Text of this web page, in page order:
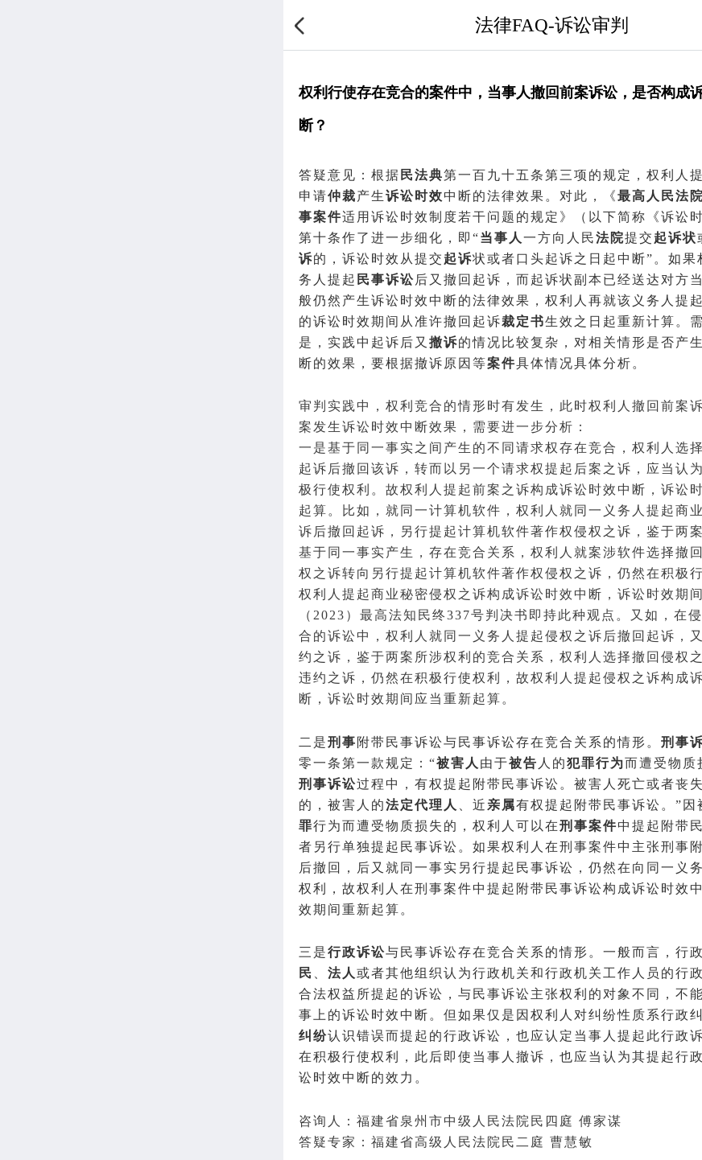
法律FAQ-诉讼审判
权利行使存在竞合的案件中，当事人撤回前案诉讼，是否构成
断？
答疑意见：根据 民法典第一百九十五条第三项的规定，权利人
申请仲裁产生诉讼时效中断的法律效果。对此，《最高人民法
事案件适用诉讼时效制度若干问题的规定》（以下简称《诉讼
第十条作了进一步细化，即“当事人一方向人民法院提交 起诉状
诉的，诉讼时效从提交 起诉状或者口头起诉之日起中断”。如果
务人提起 民事诉讼 后又撤回起诉，而起诉状副本已经送达对方
般仍然产生诉讼时效中断的法律效果，权利人再就该义务人提
的诉讼时效期间从准许撤回起诉裁定书生效之日起重新计算。
是，实践中起诉后又撤诉的情况比较复杂，对相关情形是否产
断的效果，要根据撤诉原因等案件具体情况具体分析。
审判 实践中，权利竞合的情形时有发生，此时权利人撤回前案
案发生诉讼时效中断效果，需要进一步分析：
一是基于同一事实之间产生的不同请求权存在竞合，权利人选
起诉后撤回该诉，转而以另一个请求权提起后案之诉，应当认
极行使权利。故权利人提起前案之诉构成诉讼时效中断，诉讼
起算。比如，就同一计算机软件，权利人就同一义务人提起商
诉后撤回起诉，另行提起计算机软件著作权侵权之诉，鉴于两
基于同一事实产生，存在竞合关系，权利人就案涉软件选择撤
权之诉转向另行提起计算机软件著作权侵权之诉，仍然在积极
权利人提起商业秘密侵权之诉构成诉讼时效中断，诉讼时效期
（2023）最高法知民终337号判决书 即持此种观点。又如，在
合的诉讼中，权利人就同一义务人提起侵权之诉后撤回起诉，
约之诉，鉴于两案所涉权利的竞合关系，权利人选择撤回侵权
违约之诉，仍然在积极行使权利，故权利人提起侵权之诉构成
断，诉讼时效期间应当重新起算。
二是刑事 附带民事诉讼与民事诉讼存在竞合关系的情形。刑事
零一条第一款规定：“被害人 由于被告 人的犯罪行为而遭受物质
刑事诉讼过程中，有权提起附带民事诉讼。被害人死亡或者丧
的，被害人的法定代理人 、近 亲属有权提起附带民事诉讼。”因
罪行为而遭受物质损失的，权利人可以在刑事案件中提起附带
者另行单独提起民事诉讼。如果权利人在刑事案件中主张刑事
后撤回，后又就同一事实另行提起民事诉讼，仍然在向同一义
权利，故权利人在刑事案件中提起附带民事诉讼构成诉讼时效
效期间重新起算。
三是行政诉讼与民事诉讼存在竞合关系的情形。一般而言，行
民
、法人或者其他组织认为行政机关和行政机关工作人员的行
合法权益所提起的诉讼，与民事诉讼主张权利的对象不同，不
事上的诉讼时效中断。但如果仅是因权利人对纠纷性质系行政
纠纷认识错误而提起的行政诉讼，也应认定当事人提起此行政
在积极行使权利，此后即使当事人撤诉，也应当认为其提起行
讼时效中断的效力。
咨询人：福建省泉州市中级人民法院 民四庭 傅家谋
答疑专家：福建省高级人民法院 民二庭 曹慧敏